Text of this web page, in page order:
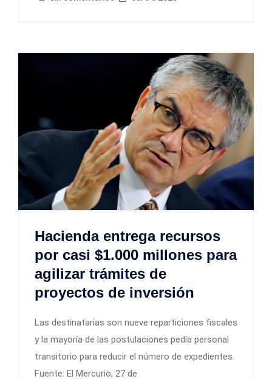
Hacienda entrega recursos
por casi $1.000 millones para
agilizar trámites de
proyectos de inversión
Las destinatarias son nueve reparticiones fiscales
y la mayoría de las postulaciones pedía personal
transitorio para reducir el número de expedientes.
Fuente: El Mercurio, 27 de